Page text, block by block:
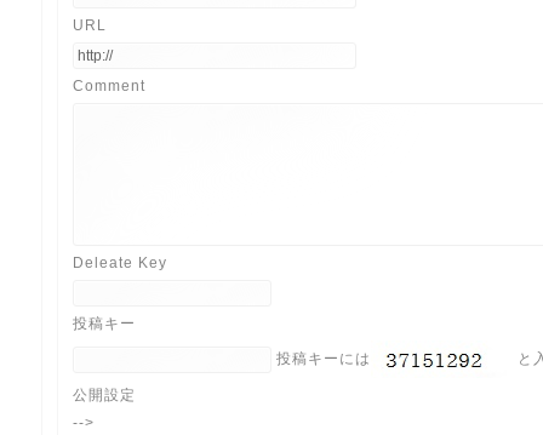
URL
Comment
Deleate Key
投稿キー
投稿キーには と
公開設定
-->